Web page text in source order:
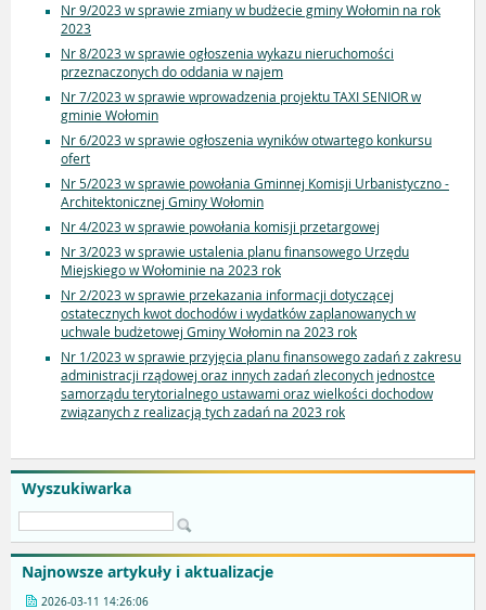
Wyszukiwarka
Najnowsze artykuły i aktualizacje
2026-03-11 14:26:06
Nr 9/2023 w sprawie zmiany w budżecie gminy Wołomin na rok
2023
Nr 8/2023 w sprawie ogłoszenia wykazu nieruchomości
przeznaczonych do oddania w najem
Nr 7/2023 w sprawie wprowadzenia projektu TAXI SENIOR w
gminie Wołomin
Nr 6/2023 w sprawie ogłoszenia wyników otwartego konkursu
ofert
Nr 5/2023 w sprawie powołania Gminnej Komisji Urbanistyczno -
Architektonicznej Gminy Wołomin
Nr 4/2023 w sprawie powołania komisji przetargowej
Nr 3/2023 w sprawie ustalenia planu finansowego Urzędu
Miejskiego w Wołominie na 2023 rok
Nr 2/2023 w sprawie przekazania informacji dotyczącej
ostatecznych kwot dochodów i wydatków zaplanowanych w
uchwale budżetowej Gminy Wołomin na 2023 rok
Nr 1/2023 w sprawie przyjęcia planu finansowego zadań z zakresu
administracji rządowej oraz innych zadań zleconych jednostce
samorządu terytorialnego ustawami oraz wielkości dochodow
związanych z realizacją tych zadań na 2023 rok